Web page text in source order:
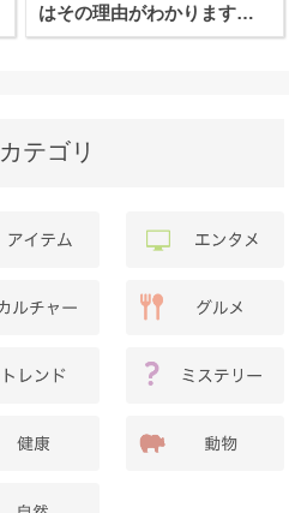
はその理由がわかります
か？
カテゴリ